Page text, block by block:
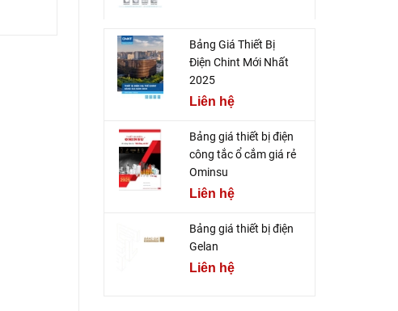
Bảng Giá Thiết Bị
Điện Chint Mới Nhất
2025
Liên hệ
Bảng giá thiết bị điện
công tắc ổ cắm giá rẻ
Ominsu
Liên hệ
Bảng giá thiết bị điện
Gelan
Liên hệ